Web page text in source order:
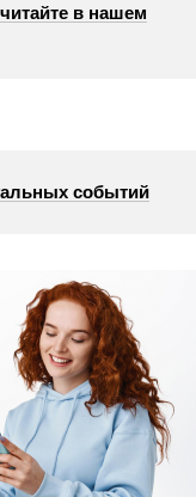
в нашем
событий